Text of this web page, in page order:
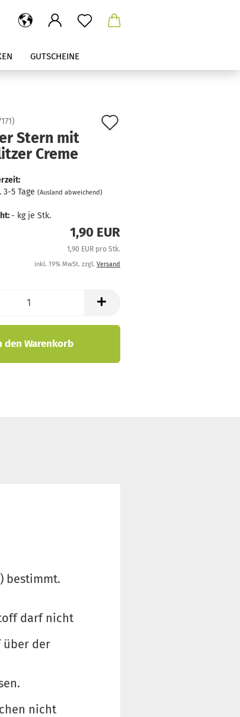
GUTSCHEINE
)
Stern mit
Creme
3-5 Tage (Ausland abweichend)
- kg je Stk.
1,90 EUR
1,90 EUR pro Stk.
inkl. 19% MwSt. zzgl. Versand
den Warenkorb
bestimmt.
darf nicht
über der
nicht